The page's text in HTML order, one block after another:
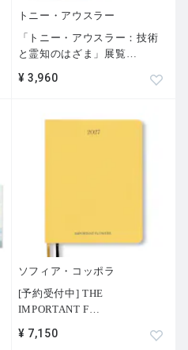
トニー・アウスラー
「トニー・アウスラー：技術
と霊知のはざま」展覧
¥ 3,960
ソフィア・コッポラ
[予約受付中] THE
IMPORTANT F…
¥ 7,150